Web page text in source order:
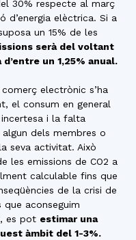
30% respecte al març
d’energia elèctrica. Si a
un 15% de les
serà del voltant
un 1,25% anual.
electrònic s’ha
el consum en general
i la falta
dels membres o
seva activitat. Això
les emissions de CO2 a
calculable fins que
de la crisi de
que aconseguim
es pot estimar una
àmbit del 1-3%.